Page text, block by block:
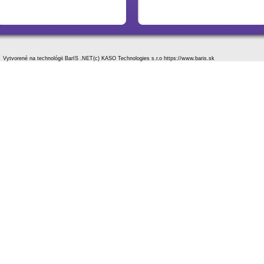
Vytvorené na technológii BarIS .NET(c) KASO Technologies s.r.o https://www.baris.sk